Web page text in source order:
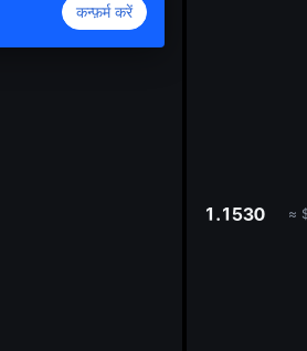
कन्फ़र्म करें
1.1530 ≈